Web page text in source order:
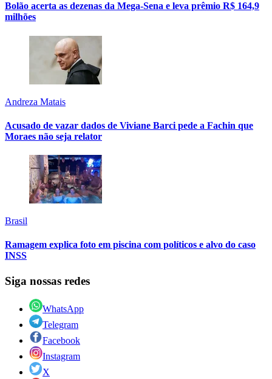
Bolão acerta as dezenas da Mega-Sena e leva prêmio R$ 164,9
milhões
Andreza Matais
Acusado de vazar dados de Viviane Barci pede a Fachin que
Moraes não seja relator
Brasil
Ramagem explica foto em piscina com políticos e alvo do caso
INSS
Siga nossas redes
WhatsApp
Telegram
Facebook
Instagram
X